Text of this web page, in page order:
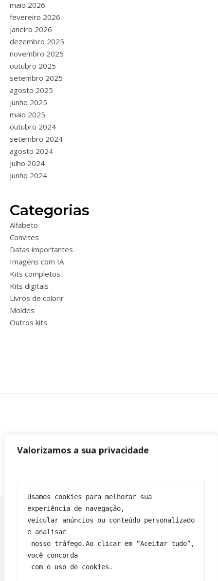
Valorizamos a sua privacidade
Usamos cookies para melhorar sua
experiência de navegação,
veicular anúncios ou conteúdo personalizado
e analisar
você concorda
com o uso de cookies.
maio 2026
fevereiro 2026
janeiro 2026
dezembro 2025
novembro 2025
outubro 2025
setembro 2025
agosto 2025
junho 2025
maio 2025
outubro 2024
setembro 2024
agosto 2024
julho 2024
junho 2024
Categorias
Alfabeto
Convites
Datas importantes
Imagens com IA
Kits completos
Kits digitais
Livros de colorir
Moldes
Outros kits
Franciane|
Política de privacidade Contato Sobre Termos e condições